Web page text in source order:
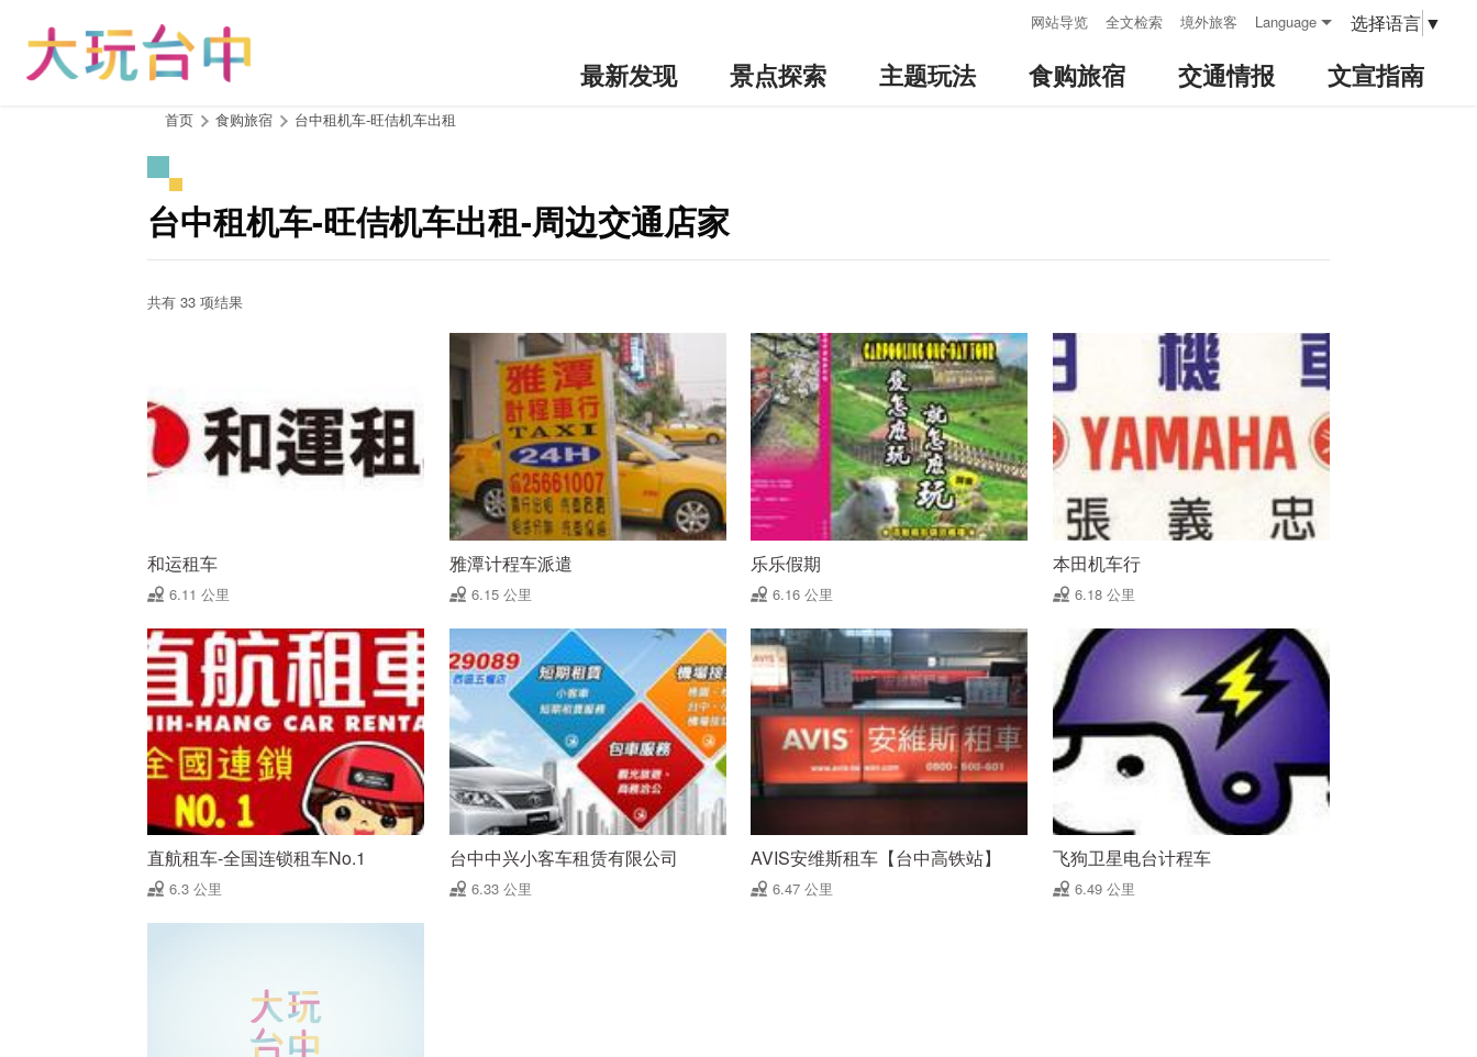
网站导览 全文检索 境外旅客 Language 选择语言 ▼
最新发现 景点探索 主题玩法 食购旅宿 交通情报 文宣指南
首页 食购旅宿 台中租机车-旺佶机车出租
台中租机车-旺佶机车出租-周边交通店家
共有 33 项结果
和运租车
6.11 公里
雅潭计程车派遣
6.15 公里
乐乐假期
6.16 公里
本田机车行
6.18 公里
直航租车-全国连锁租车No.1
6.3 公里
台中中兴小客车租赁有限公司
6.33 公里
AVIS安维斯租车【台中高铁站】
6.47 公里
飞狗卫星电台计程车
6.49 公里